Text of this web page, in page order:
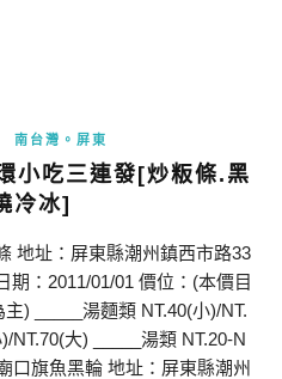
南台灣。屏東
小吃三連發[炒粄條.黑
冷冰]
地址：屏東縣潮州鎮西市路33
期：2011/01/01 價位：(本價目
) _____湯麵類 NT.40(小)/NT.
NT.70(大) _____湯類 NT.20-N
口旗魚黑輪 地址：屏東縣潮州